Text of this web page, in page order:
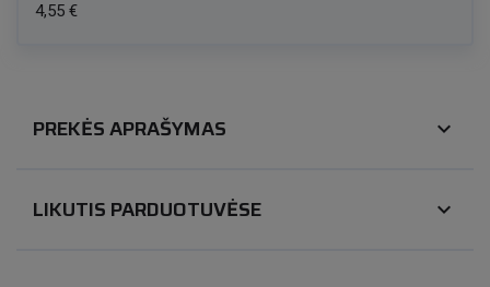
4,55 €
PREKĖS APRAŠYMAS expand_more
LIKUTIS PARDUOTUVĖSE expand_more